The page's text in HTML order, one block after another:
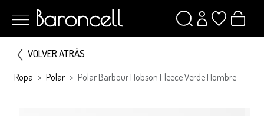
VOLVER ATRÁS
Ropa Polar Polar Barbour Hobson Fleece Verde Hombre